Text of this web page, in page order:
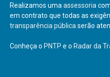
Realizamos uma assessoria
em contrato que todas as
transparência pública serão
Conheça o PNTP e o Radar da